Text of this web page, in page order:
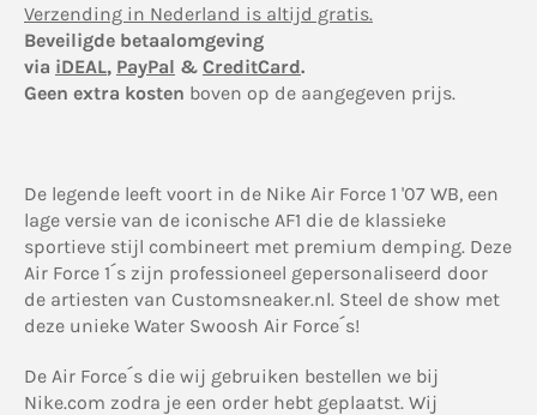
Verzending in Nederland is altijd gratis.
Beveiligde betaalomgeving
via iDEAL, PayPal & CreditCard.
Geen extra kosten boven op de aangegeven prijs.
De legende leeft voort in de Nike Air Force 1 '07 WB, een
lage versie van de iconische AF1 die de klassieke
sportieve stijl combineert met premium demping. Deze
Air Force 1´s zijn professioneel gepersonaliseerd door
de artiesten van Customsneaker.nl. Steel de show met
deze unieke Water Swoosh Air Force´s!
De Air Force´s die wij gebruiken bestellen we bij
Nike.com zodra je een order hebt geplaatst. Wij